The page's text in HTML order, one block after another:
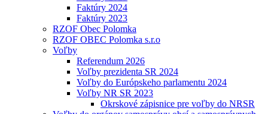
Faktúry 2024
Faktúry 2023
RZOF Obec Polomka
RZOF OBEC Polomka s.r.o
Voľby
Referendum 2026
Voľby prezidenta SR 2024
Voľby do Európskeho parlamentu 2024
Voľby NR SR 2023
Okrskové zápisnice pre voľby do NRSR